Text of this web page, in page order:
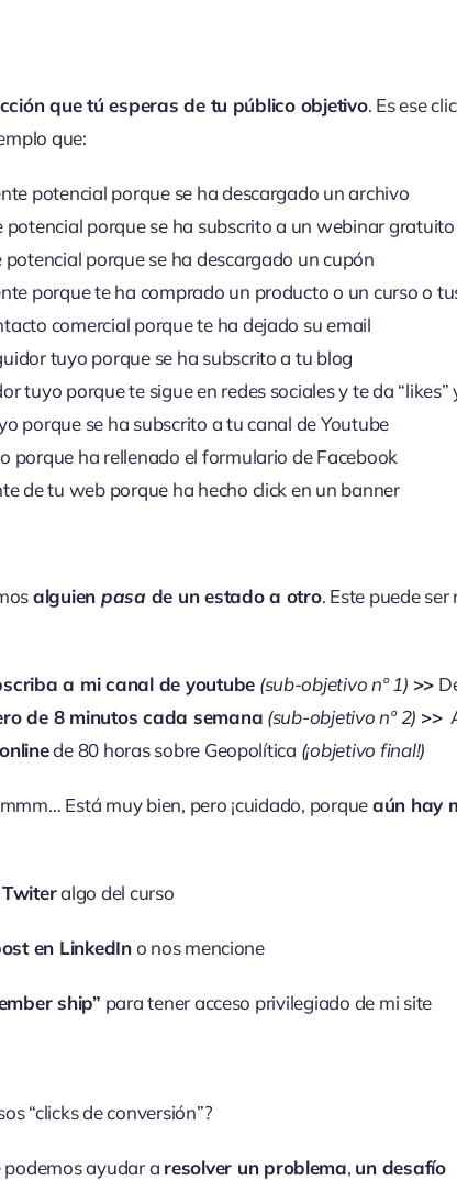
que tú esperas de tu público objetivo. Es ese
que:
potencial porque se ha descargado un archivo
potencial porque se ha subscrito a un webinar gratuito
porque se ha descargado un cupón
porque te ha comprado un producto o un curso o
comercial porque te ha dejado su email
tuyo porque se ha subscrito a tu blog
tuyo porque te sigue en redes sociales y te da
porque se ha subscrito a tu canal de Youtube
porque ha rellenado el formulario de Facebook
de tu web porque ha hecho click en un banner
alguien pasa de un estado a otro. Este puede
a mi canal de youtube (sub-objetivo nº 1) >>
de 8 minutos cada semana (sub-objetivo nº 2) >>
de 80 horas sobre Geopolítica (¡objetivo final!)
Está muy bien, pero ¡cuidado, porqueaún hay
algo del curso
en LinkedIno nos mencione
ship” para tener acceso privilegiado de mi site
“clicks de conversión”?
podemos ayudar a resolver un problema, un desafío